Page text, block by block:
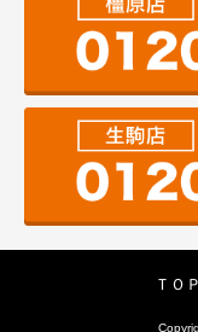
ＴＯＰ